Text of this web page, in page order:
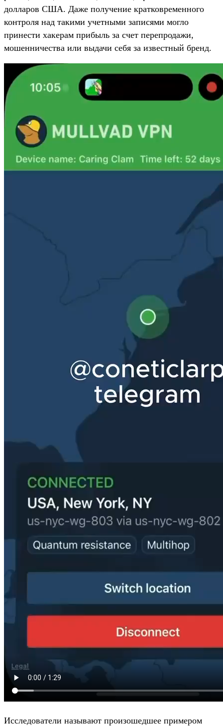
долларов США. Даже получение кратковременного
контроля над такими учетными записями могло
принести хакерам прибыль за счет перепродажи,
мошенничества или выдачи себя за известный бренд.
Исследователи называют произошедшее примером